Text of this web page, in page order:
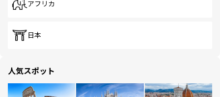
アフリカ
日本
人気スポット